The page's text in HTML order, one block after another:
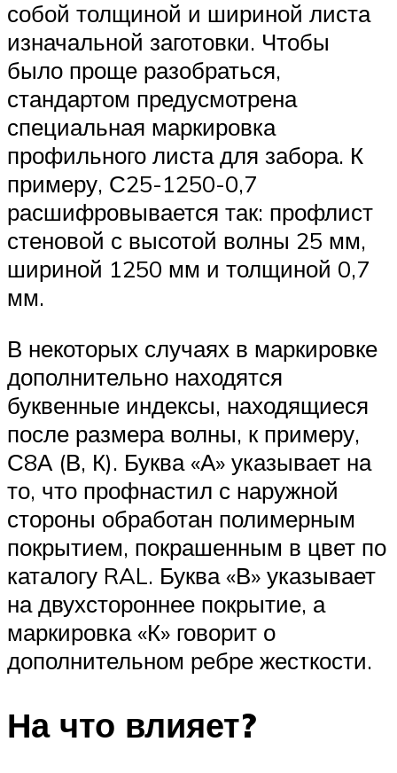
собой толщиной и шириной листа
изначальной заготовки. Чтобы
было проще разобраться,
стандартом предусмотрена
специальная маркировка
профильного листа для забора. К
примеру, С25-1250-0,7
расшифровывается так: профлист
стеновой с высотой волны 25 мм,
шириной 1250 мм и толщиной 0,7
мм.
В некоторых случаях в маркировке
дополнительно находятся
буквенные индексы, находящиеся
после размера волны, к примеру,
С8А (В, К). Буква «А» указывает на
то, что профнастил с наружной
стороны обработан полимерным
покрытием, покрашенным в цвет по
каталогу RAL. Буква «В» указывает
на двухстороннее покрытие, а
маркировка «К» говорит о
дополнительном ребре жесткости.
На что влияет?